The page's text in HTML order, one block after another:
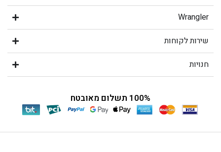
Wrangler
שירות לקוחות
חנויות
100% תשלום מאובטח